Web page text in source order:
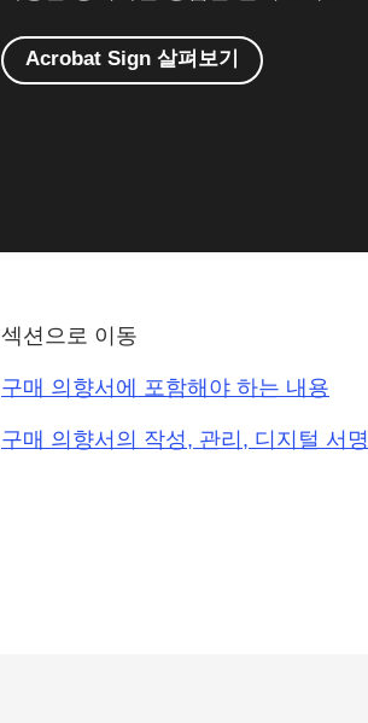
Acrobat Sign 살펴보기
섹션으로 이동
구매 의향서에 포함해야 하는 내용
구매 의향서의 작성, 관리, 디지털 서명